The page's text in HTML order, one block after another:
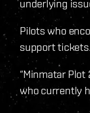
underlying
Pilots who
support
“Minmatar
who currently